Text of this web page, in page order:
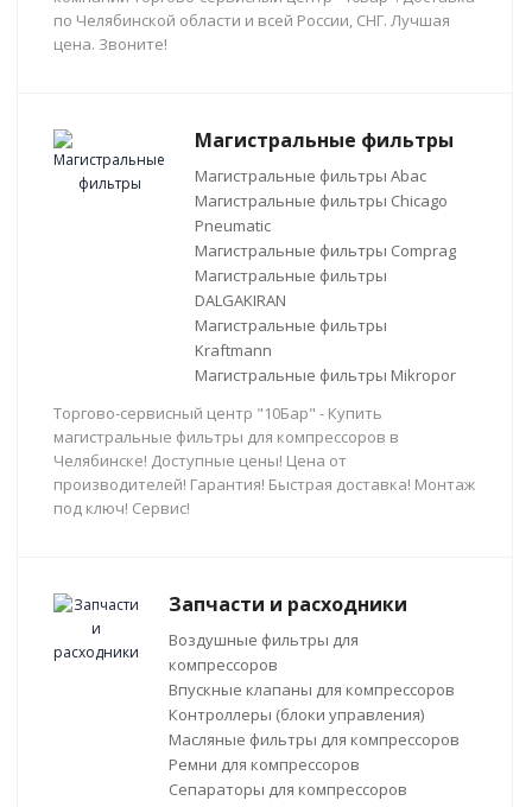
по Челябинской области и всей России, СНГ. Лучшая
цена. Звоните!
Магистральные фильтры
Магистральные фильтры Abac
Магистральные фильтры Chicago
Pneumatic
Магистральные фильтры Comprag
Магистральные фильтры
DALGAKIRAN
Магистральные фильтры
Kraftmann
Магистральные фильтры Mikropor
Торгово-сервисный центр "10Бар" - Купить
магистральные фильтры для компрессоров в
Челябинске! Доступные цены! Цена от
производителей! Гарантия! Быстрая доставка! Монтаж
под ключ! Сервис!
Запчасти и расходники
Воздушные фильтры для
компрессоров
Впускные клапаны для компрессоров
Контроллеры (блоки управления)
Масляные фильтры для компрессоров
Ремни для компрессоров
Сепараторы для компрессоров